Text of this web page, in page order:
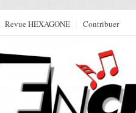
Revue HEXAGONE Contribuer